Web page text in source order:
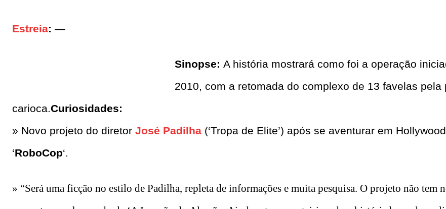
Estreia: —
Sinopse: A história mostrará como foi a operação
2010, com a retomada do complexo de 13 favelas pela
carioca.Curiosidades:
» Novo projeto do diretor José Padilha (‘Tropa de Elite’) após se aventurar em
‘RoboCop‘.
» “Será uma ficção no estilo de Padilha, repleta de informações e muita pesquisa. O projeto não tem